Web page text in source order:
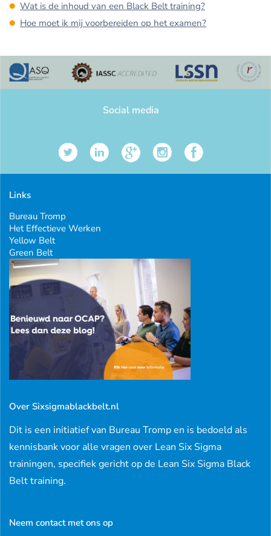
Wat is de inhoud van een Black Belt training?
Hoe moet ik mij voorbereiden op het examen?
Social media
Links
Bureau Tromp
Het Effectieve Werken
Yellow Belt
Green Belt
Over Sixsigmablackbelt.nl
Dit is een initiatief van Bureau Tromp en is bedoeld als
kennisbank voor alle vragen over Lean Six Sigma
trainingen, specifiek gericht op de Lean Six Sigma Black
Belt training.
Neem contact met ons op